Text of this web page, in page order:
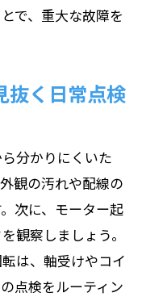
で、重大な故障を
抜く日常点検
分かりにくいた
観の汚れや配線の
次に、モーター起
観察しましょう。
は、軸受けやコイ
点検をルーティン